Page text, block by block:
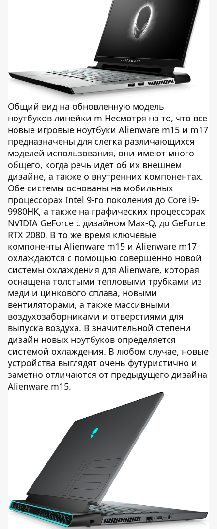
Общий вид на обновленную модель
ноутбуков линейки m Несмотря на то, что все
новые игровые ноутбуки Alienware m15 и m17
предназначены для слегка различающихся
моделей использования, они имеют много
общего, когда речь идет об их внешнем
дизайне, а также о внутренних компонентах.
Обе системы основаны на мобильных
процессорах Intel 9-го поколения до Core i9-
9980HK, а также на графических процессорах
NVIDIA GeForce с дизайном Max-Q, до GeForce
RTX 2080. В то же время ключевые
компоненты Alienware m15 и Alienware m17
охлаждаются с помощью совершенно новой
системы охлаждения для Alienware, которая
оснащена толстыми тепловыми трубками из
меди и цинкового сплава, новыми
вентиляторами, а также массивными
воздухозаборниками и отверстиями для
выпуска воздуха. В значительной степени
дизайн новых ноутбуков определяется
системой охлаждения. В любом случае, новые
устройства выглядят очень футуристично и
заметно отличаются от предыдущего дизайна
Alienware m15.